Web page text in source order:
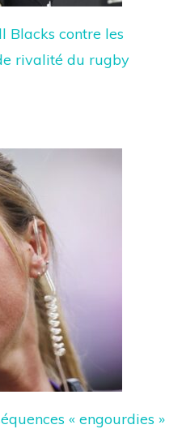
Blacks contre les
rivalité du rugby
« engourdies »